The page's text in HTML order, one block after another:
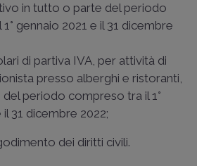
in tutto o parte del periodo
gennaio 2021 e il 31 dicembre
di partiva IVA, per attività di
presso alberghi e ristoranti,
periodo compreso tra il 1°
31 dicembre 2022;
dei diritti civili.